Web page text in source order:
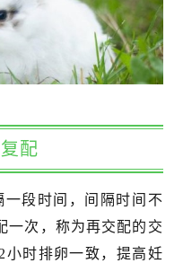
配
段时间，间隔时间不
一次，称为再交配的交
小时排卵一致，提高妊